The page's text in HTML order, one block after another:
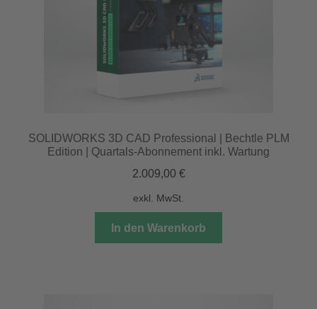
SOLIDWORKS 3D CAD Professional | Bechtle PLM
Edition | Quartals-Abonnement inkl. Wartung
2.009,00 €
exkl. MwSt.
In den Warenkorb